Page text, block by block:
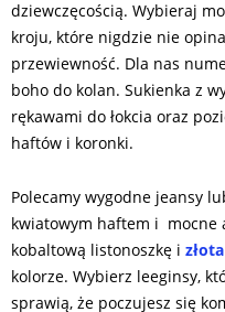
dziewczęcością. Wybieraj
kroju, które nigdzie nie
przewiewność. Dla nas
boho do kolan. Sukienka z
rękawami do łokcia oraz
haftów i koronki.
Polecamy wygodne jeansy
kwiatowym haftem i mocne
kobaltową listonoszkę i
kolorze. Wybierz leeginsy,
sprawią, że poczujesz się